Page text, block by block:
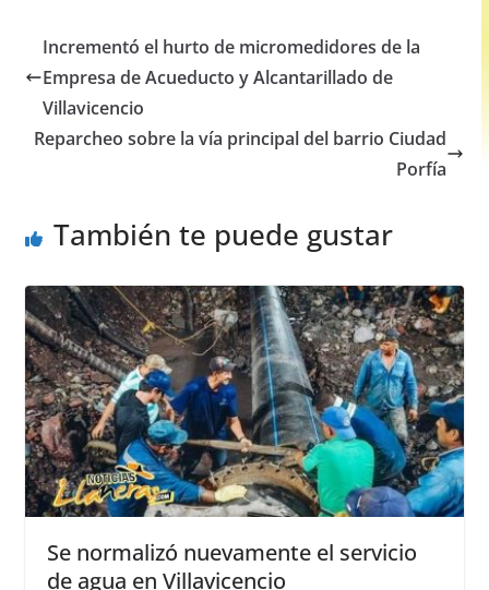
e
b
o
o
s
A
p
p
e
n
er
e
Incrementó el hurto de micromedidores de la
Empresa de Acueducto y Alcantarillado de
Villavicencio
Reparcheo sobre la vía principal del barrio Ciudad
Porfía
También te puede gustar
Se normalizó nuevamente el servicio
de agua en Villavicencio